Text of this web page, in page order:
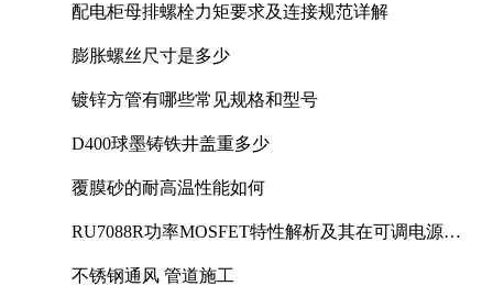
配电柜母排螺栓力矩要求及连接规范详解
膨胀螺丝尺寸是多少
镀锌方管有哪些常见规格和型号
D400球墨铸铁井盖重多少
覆膜砂的耐高温性能如何
RU7088R功率MOSFET特性解析及其在可调电源设
不锈钢通风 管道施工